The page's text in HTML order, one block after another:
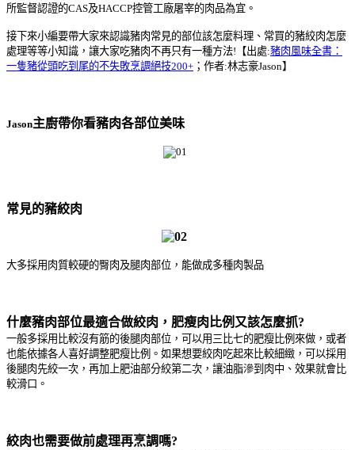
所監督認證的CAS及HACCP控管工廠屠宰的肉品為宜。
接下來小編要帶大家來認識豬肉常見的部位該怎麼料理、常買的豬絞肉怎麼
處理等等小知識，讓大家吃豬肉不再只有一種方法!【出處:豬肉風味全書：
一隻豬從頭吃到尾的不失敗烹調絕技200+ ；作者:林志豪Jason】
Jason主廚帶你看豬肉各部位美味
常見的豬絞肉
大多採用肉質較硬的臀肉及腿肉部位，能做成多種肉製品
什麼豬肉部位最適合做絞肉，肥瘦肉比例又該怎麼抓?
一般多採用比較沒有筋的後腿肉部位，可以用三比七的肥瘦比例來做，或者
也能依據各人喜好調整肥瘦比例。如果想要絞肉吃起來比較細緻，可以採用
後腿肉先絞一次，再加上肥油部分絞第二次，讓油脂滲到肉中、效果就會比
較滑口。
絞肉也需要做前處理再烹調嗎?